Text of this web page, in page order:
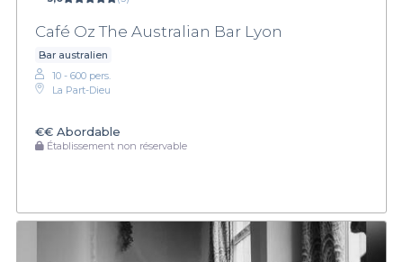
Café Oz The Australian Bar Lyon
Bar australien
10 - 600 pers.
La Part-Dieu
€€ Abordable
Établissement non réservable